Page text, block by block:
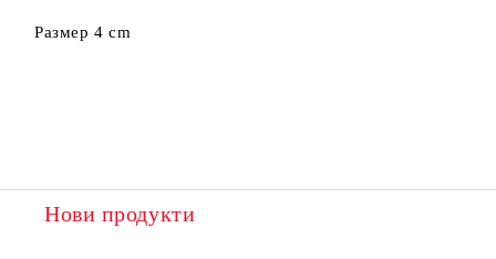
Размер 4 cm
Нови продукти